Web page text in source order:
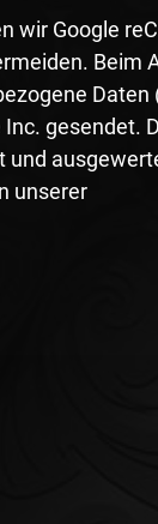
wir Google
Beim
Daten
gesendet.
und
unserer